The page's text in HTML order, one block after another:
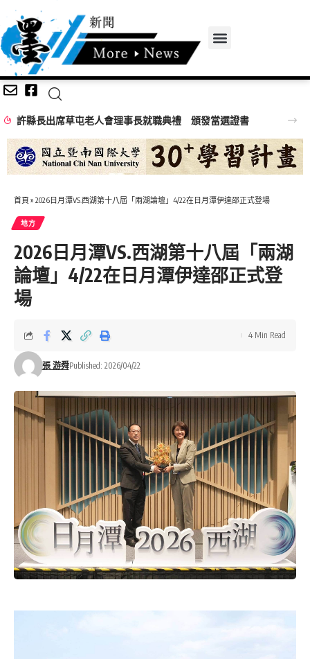
許縣長出席草屯老人會理事長就職典禮 頒發當選證書
首頁 » 2026日月潭VS.西湖第十八屆「兩湖論壇」4/22在日月潭伊達邵正式登場
地方
2026日月潭VS.西湖第十八屆「兩湖
論壇」4/22在日月潭伊達邵正式登
場
張 游舜Published: 2026/04/22
4 Min Read